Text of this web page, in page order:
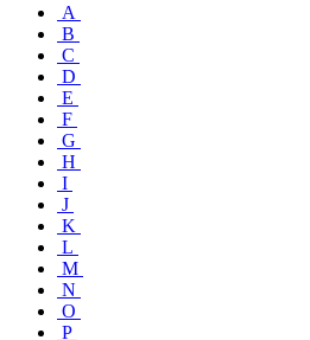
A
B
C
D
E
F
G
H
I
J
K
L
M
N
O
P